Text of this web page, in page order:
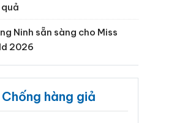
quả
Ninh sẵn sàng cho Miss
2026
Chống hàng giả